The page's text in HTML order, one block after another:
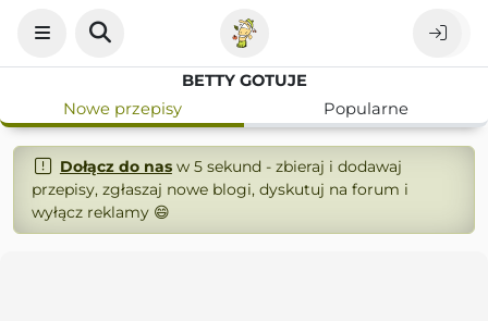
BETTY GOTUJE
Nowe przepisy
Popularne
Dołącz do nasw 5 sekund - zbieraj i dodawaj
przepisy, zgłaszaj nowe blogi, dyskutuj na forum i
wyłącz reklamy 😄